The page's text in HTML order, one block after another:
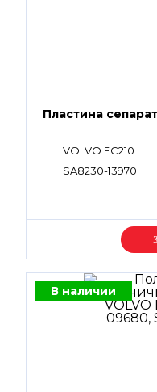
Пластина
VOLVO EC210
SA8230-13970
В наличии